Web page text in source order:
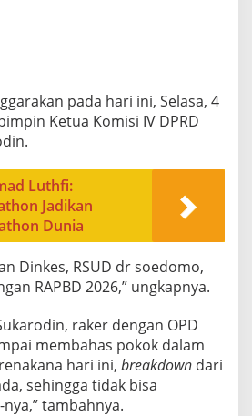
pada hari ini, Selasa, 4
Ketua Komisi IV DPRD
Luthfi:
Jadikan
Dunia
Dinkes, RSUD dr soedomo,
RAPBD 2026,” ungkapnya.
raker dengan OPD
membahas pokok dalam
hari ini, breakdown dari
sehingga tidak bisa
tambahnya.